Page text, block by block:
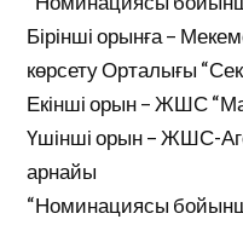
Бірінші орынға –
көрсету Орталығы
Екінші орын – ЖШС
Үшінші орын – ЖШС-
арнайы
“Номинациясы